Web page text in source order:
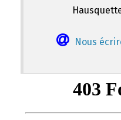
Nous